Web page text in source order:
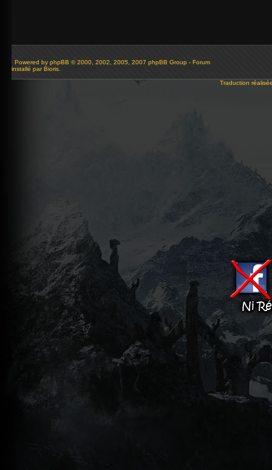
Powered by phpBB © 2000, 2002, 2005, 2007 phpBB Group - Forum
installé par Bioris.
Traduction